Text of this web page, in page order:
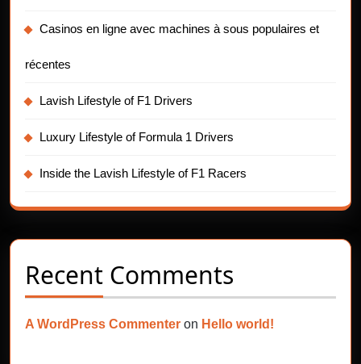
Casinos en ligne avec machines à sous populaires et
récentes
Lavish Lifestyle of F1 Drivers
Luxury Lifestyle of Formula 1 Drivers
Inside the Lavish Lifestyle of F1 Racers
Recent Comments
A WordPress Commenter on Hello world!